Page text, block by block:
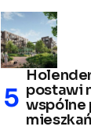
postawi
wspólne